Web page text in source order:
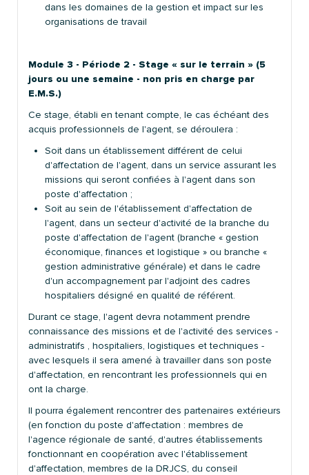
dans les domaines de la gestion et impact sur les
organisations de travail
Module 3 - Période 2 - Stage « sur le terrain » (5
jours ou une semaine - non pris en charge par
E.M.S.)
Ce stage, établi en tenant compte, le cas échéant des
acquis professionnels de l'agent, se déroulera :
Soit dans un établissement différent de celui
d'affectation de l'agent, dans un service assurant les
missions qui seront confiées à l'agent dans son
poste d'affectation ;
Soit au sein de l'établissement d'affectation de
l'agent, dans un secteur d'activité de la branche du
poste d'affectation de l'agent (branche « gestion
économique, finances et logistique » ou branche «
gestion administrative générale) et dans le cadre
d'un accompagnement par l'adjoint des cadres
hospitaliers désigné en qualité de référent.
Durant ce stage, l'agent devra notamment prendre
connaissance des missions et de l'activité des services -
administratifs , hospitaliers, logistiques et techniques -
avec lesquels il sera amené à travailler dans son poste
d'affectation, en rencontrant les professionnels qui en
ont la charge.
Il pourra également rencontrer des partenaires extérieurs
(en fonction du poste d'affectation : membres de
l'agence régionale de santé, d'autres établissements
fonctionnant en coopération avec l'établissement
d'affectation, membres de la DRJCS, du conseil